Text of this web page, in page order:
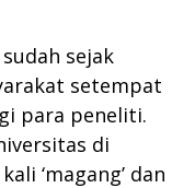
sejak
setempat
para peneliti.
di
‘magang’ dan